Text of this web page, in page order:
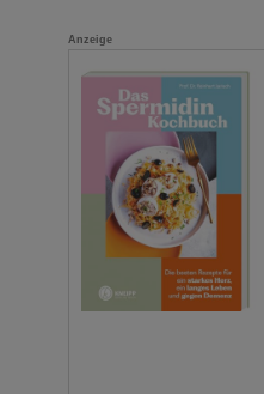
Anzeige